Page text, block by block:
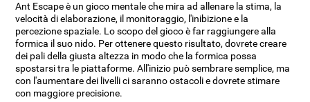
Ant Escape è un gioco mentale che mira ad allenare la stima, la
velocità di elaborazione, il monitoraggio, l'inibizione e la
percezione spaziale. Lo scopo del gioco è far raggiungere alla
formica il suo nido. Per ottenere questo risultato, dovrete creare
dei pali della giusta altezza in modo che la formica possa
spostarsi tra le piattaforme. All'inizio può sembrare semplice, ma
con l'aumentare dei livelli ci saranno ostacoli e dovrete stimare
con maggiore precisione.